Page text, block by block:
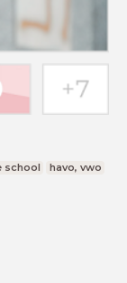
school
havo, vwo